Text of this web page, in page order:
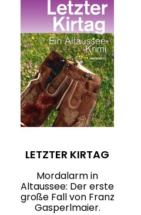
LETZTER KIRTAG
Mordalarm in
Altaussee: Der erste
große Fall von Franz
Gasperlmaier.